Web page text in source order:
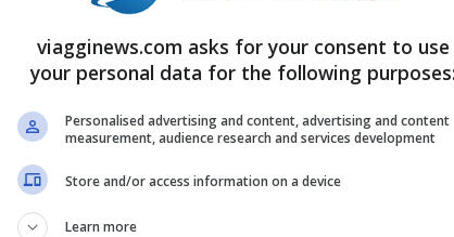
durante le feste e che permette di avere
proprio sul The Rink, la famosa pista di
vista sulla pista di
viagginews.com asks for your consent to use
your personal data for the following purposes:
Personalised advertising and content, advertising and content
measurement, audience research and services development
Store and/or access information on a device
Learn more